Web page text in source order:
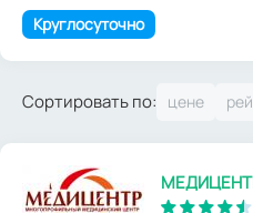
Круглосуточно
Сортировать по: